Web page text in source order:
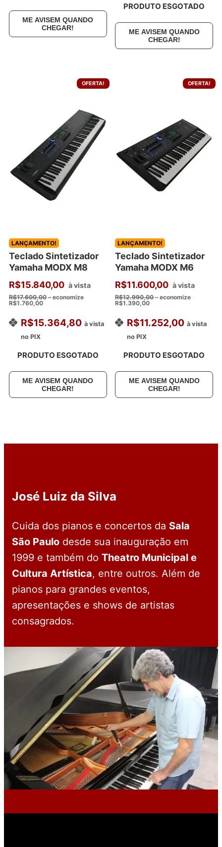
ME AVISEM QUANDO
CHEGAR!
PRODUTO ESGOTADO
ME AVISEM QUANDO
CHEGAR!
OFERTA!
LANÇAMENTO!
Teclado Sintetizador
Yamaha MODX M8
R$15.840,00 à vista
R$17.600,00 – economize
R$1.760,00
R$15.364,80 à vista
no PIX
PRODUTO ESGOTADO
ME AVISEM QUANDO
CHEGAR!
OFERTA!
LANÇAMENTO!
Teclado Sintetizador
Yamaha MODX M6
R$11.600,00 à vista
R$12.990,00– economize
R$1.390,00
R$11.252,00 à vista
no PIX
PRODUTO ESGOTADO
ME AVISEM QUANDO
CHEGAR!
José Luiz da Silva
Cuida dos pianos e concertos da Sala
São Paulo desde sua inauguração em
1999 e também do Theatro Municipal e
Cultura Artística, entre outros. Além de
pianos para grandes eventos,
apresentações e shows de artistas
consagrados.